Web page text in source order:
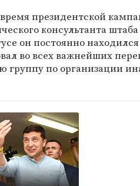
президентской
консультанта
он постоянно
во всех важнейших
группу по организации